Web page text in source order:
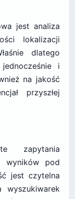
jest analiza
lokalizacji
dlatego
i
na jakość
przyszłej
zapytania
wyników pod
jest czytelna